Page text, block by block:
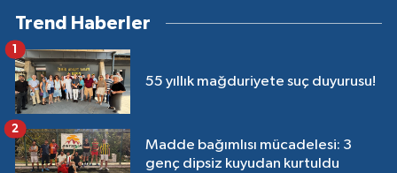
Trend Haberler
55 yıllık mağduriyete suç duyurusu!
1
Madde bağımlısı mücadelesi: 3
genç dipsiz kuyudan kurtuldu
2